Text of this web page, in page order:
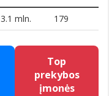
3.1 mln. 179
Top
prekybos
įmonės